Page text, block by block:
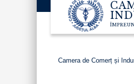
Camera de Comerț și